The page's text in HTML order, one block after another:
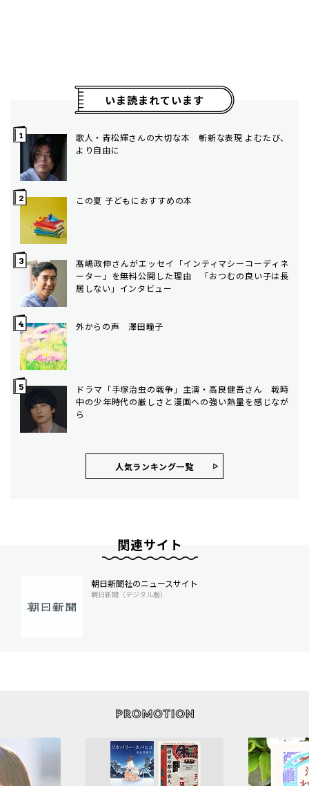
いま読まれています
歌人・青松輝さんの大切な本 斬新な表現 よむたび、
より自由に
この夏 子どもにおすすめの本
髙嶋政伸さんがエッセイ「インティマシーコーディネ
ーター」を無料公開した理由 「おつむの良い子は長
居しない」インタビュー
外からの声 澤田瞳子
ドラマ「手塚治虫の戦争」主演・高良健吾さん 戦時
中の少年時代の厳しさと漫画への強い熱量を感じなが
ら
人気ランキング⼀覧
関連サイト
朝日新聞社のニュースサイト
朝日新聞（デジタル版）